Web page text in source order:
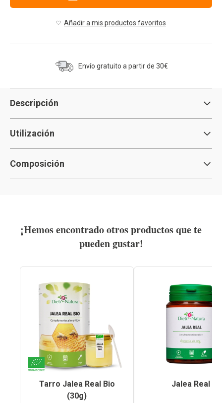
Añadir a mis productos favoritos
Envío gratuito a partir de 30€
Descripción
Utilización
Composición
¡Hemos encontrado otros productos que te
pueden gustar!
Tarro Jalea Real Bio
(30g)
Jalea Real